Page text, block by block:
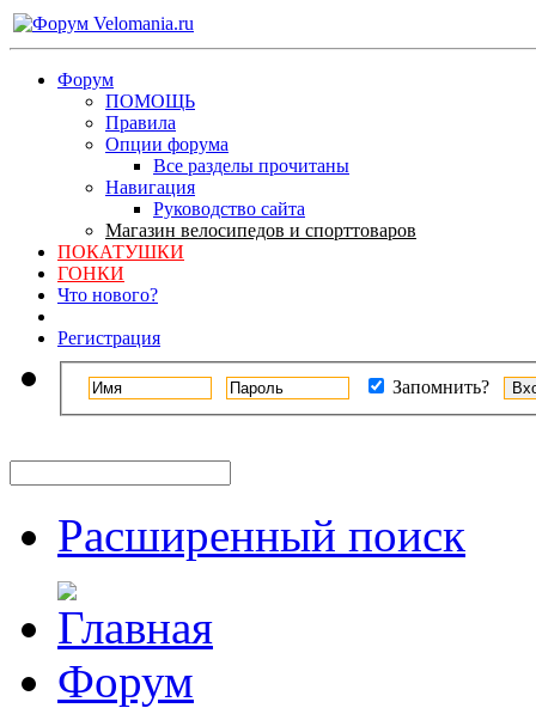
Форум
ПОМОЩЬ
Правила
Опции форума
Все разделы прочитаны
Навигация
Руководство сайта
Магазин велосипедов и спорттоваров
ПОКАТУШКИ
ГОНКИ
Что нового?
Регистрация
Запомнить?
Расширенный поиск
Форум